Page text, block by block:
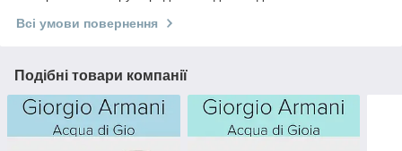
Всі умови повернення
Подібні товари компанії